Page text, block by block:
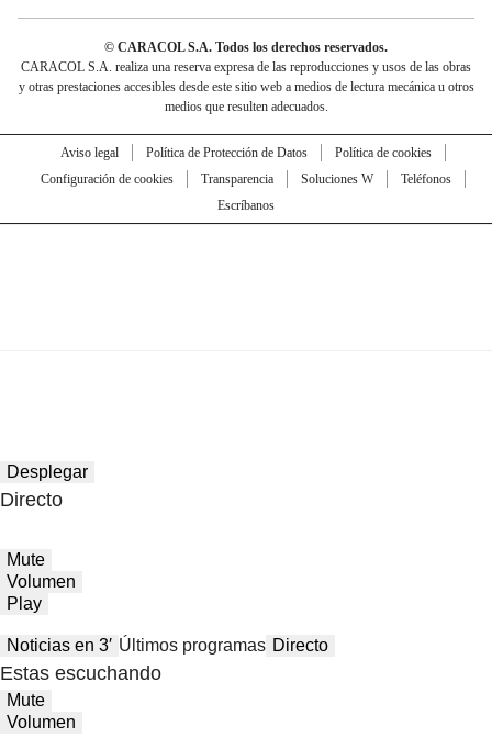
© CARACOL S.A. Todos los derechos reservados.
CARACOL S.A. realiza una reserva expresa de las reproducciones y usos de las obras
y otras prestaciones accesibles desde este sitio web a medios de lectura mecánica u otros
medios que resulten adecuados.
Aviso legal Política de Protección de Datos
Política de cookies
Configuración de cookies
Transparencia Soluciones W
Teléfonos
Escríbanos
Desplegar
Directo
Mute
Volumen
Play
Noticias en 3′ Últimos programas Directo
Estas escuchando
Mute
Volumen